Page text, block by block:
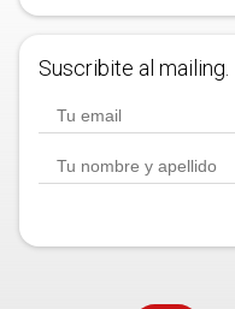
Suscribite al mailing.